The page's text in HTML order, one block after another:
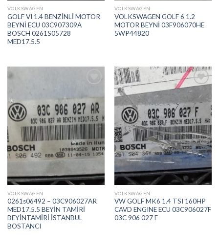
VOLKSWAGEN
GOLF VI 1.4 BENZİNLİ MOTOR
BEYNİ ECU 03C907309A
BOSCH 0261S05728
MED17.5.5
VOLKSWAGEN
VOLKSWAGEN GOLF 6 1.2
MOTOR BEYNİ 03F906070HE
5WP44820
İstek
Listeme
Ekle
VOLKSWAGEN
0261s06492 – 03C906027AR
MED17.5.5 BEYİN TAMİRİ
BEYİNTAMİRİ İSTANBUL
BOSTANCI
İstek
Listeme
Ekle
VOLKSWAGEN
VW GOLF MK6 1.4 TSI 160HP
CAVD ENGINE ECU 03C906027F
03C 906 027 F